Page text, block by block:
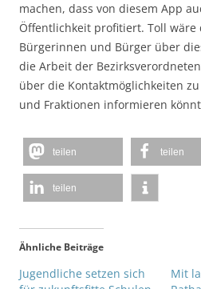
machen, dass von diesem App
Öffentlichkeit profitiert. Toll wäre
Bürgerinnen und Bürger über
die Arbeit der
über die Kontaktmöglichkeiten
und Fraktionen informieren
teilen teilen
teilen
Ähnliche Beiträge
Jugendliche setzen sich
Mit